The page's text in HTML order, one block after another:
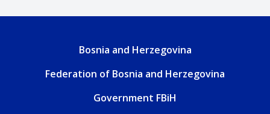
Bosnia and Herzegovina
Federation of Bosnia and Herzegovina
Government FBiH